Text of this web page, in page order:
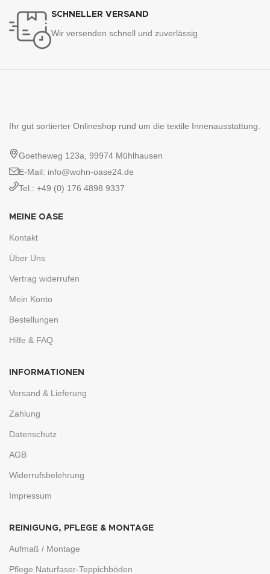
SCHNELLER VERSAND
Wir versenden schnell und zuverlässig
Ihr gut sortierter Onlineshop rund um die textile Innenausstattung.
Goetheweg 123a, 99974 Mühlhausen
E-Mail: info@wohn-oase24.de
Tel.: +49 (0) 176 4898 9337
MEINE OASE
Kontakt
Über Uns
Vertrag widerrufen
Mein Konto
Bestellungen
Hilfe & FAQ
INFORMATIONEN
Versand & Lieferung
Zahlung
Datenschutz
AGB
Widerrufsbelehrung
Impressum
REINIGUNG, PFLEGE & MONTAGE
Aufmaß / Montage
Pflege Naturfaser-Teppichböden